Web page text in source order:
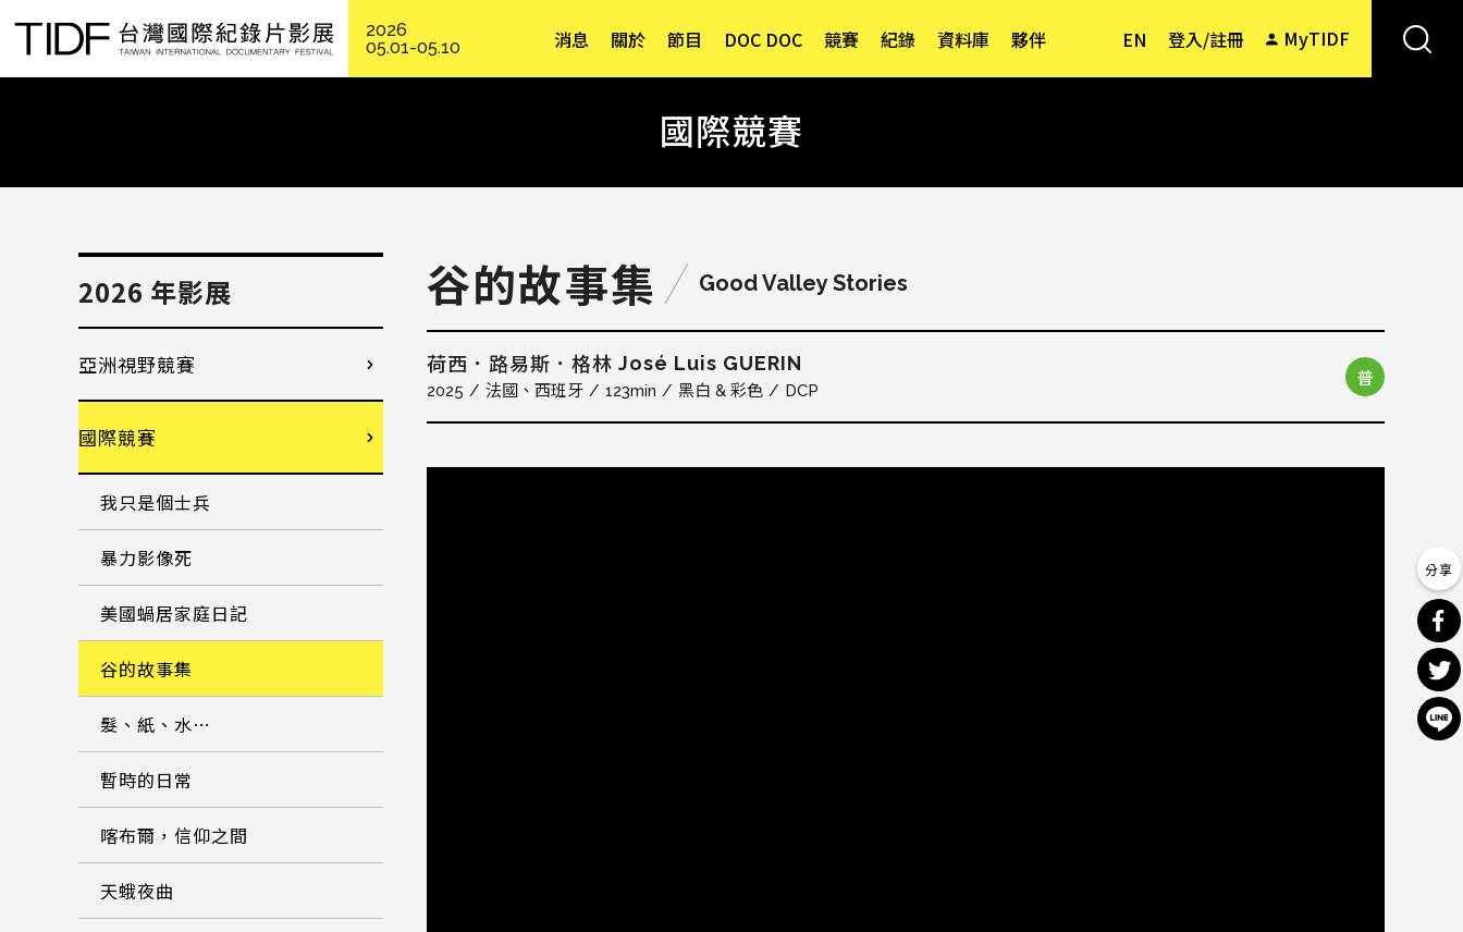
2026
05.01-05.10
EN 登入/註冊 MyTIDF
消息 關於 節目 DOC DOC 競賽 紀錄 資料庫 夥伴
國際競賽
谷的故事集 Good Valley Stories
荷西．路易斯．格林 José Luis GUERIN
2025 法國 西班牙 123min 黑白 & 彩色 DCP
普
2026 年影展
亞洲視野競賽
國際競賽
我只是個士兵
暴力影像死
美國蝸居家庭日記
谷的故事集
髮、紙、水⋯
暫時的日常
喀布爾，信仰之間
天蛾夜曲